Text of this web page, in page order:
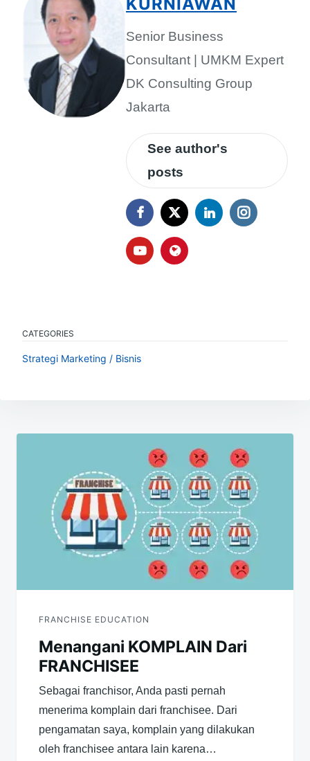
KURNIAWAN
Senior Business
Consultant | UMKM Expert
DK Consulting Group
Jakarta
See author's
posts
CATEGORIES
Strategi Marketing / Bisnis
FRANCHISE EDUCATION
Menangani KOMPLAIN Dari
FRANCHISEE
Sebagai franchisor, Anda pasti pernah
menerima komplain dari franchisee. Dari
pengamatan saya, komplain yang dilakukan
oleh franchisee antara lain karena…